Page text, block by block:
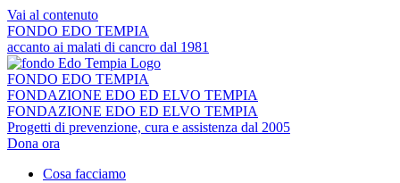
Vai al contenuto
FONDO EDO TEMPIA
accanto ai malati di cancro dal 1981
FONDO EDO TEMPIA
FONDAZIONE EDO ED ELVO TEMPIA
FONDAZIONE EDO ED ELVO TEMPIA
Progetti di prevenzione, cura e assistenza dal 2005
Dona ora
Cosa facciamo